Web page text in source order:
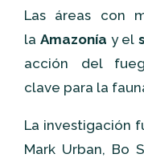
Las áreas con
la Amazonía y el
acción del
clave para la
La investigación
Mark Urban, Bo